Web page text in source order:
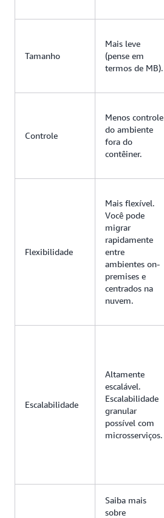
Tamanho
Mais leve
(pense em
termos de MB).
Controle
Menos controle
do ambiente
fora do
contêiner.
Flexibilidade
Mais flexível.
Você pode
migrar
rapidamente
entre
ambientes on-
premises e
centrados na
nuvem.
Escalabilidade
Altamente
escalável.
Escalabilidade
granular
possível com
microsserviços.
Saiba mais
sobre